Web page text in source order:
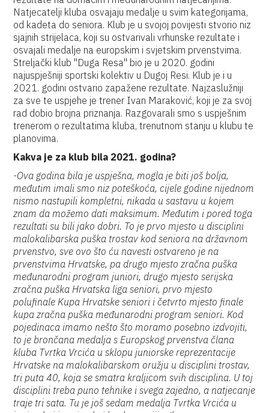
Natjecatelji kluba osvajaju medalje u svim kategorijama,
od kadeta do seniora. Klub je u svojoj povijesti stvorio niz
sjajnih strijelaca, koji su ostvarivali vrhunske rezultate i
osvajali medalje na europskim i svjetskim prvenstvima.
Streljački klub "Duga Resa" bio je u 2020. godini
najuspješniji sportski kolektiv u Dugoj Resi. Klub je i u
2021. godini ostvario zapažene rezultate. Najzaslužniji
za sve te uspjehe je trener Ivan Maraković, koji je za svoj
rad dobio brojna priznanja. Razgovarali smo s uspješnim
trenerom o rezultatima kluba, trenutnom stanju u klubu te
planovima.
Kakva je za klub bila 2021. godina?
-Ova godina bila je uspješna, mogla je biti još bolja,
međutim imali smo niz poteškoća, cijele godine nijednom
nismo nastupili kompletni, nikada u sastavu u kojem
znam da možemo dati maksimum. Međutim i pored toga
rezultati su bili jako dobri. To je prvo mjesto u disciplini
malokalibarska puška trostav kod seniora na državnom
prvenstvo, sve ovo što ću navesti ostvareno je na
prvenstvima Hrvatske, pa drugo mjesto zračna puška
međunarodni program juniori, drugo mjesto serijska
zračna puška Hrvatska liga seniori, prvo mjesto
polufinale Kupa Hrvatske seniori i četvrto mjesto finale
kupa zračna puška međunarodni program seniori. Kod
pojedinaca imamo nešto što moramo posebno izdvojiti,
to je brončana medalja s Europskog prvenstva člana
kluba Tvrtka Vrcića u sklopu juniorske reprezentacije
Hrvatske na malokalibarskom oružju u disciplini trostav,
tri puta 40, koja se smatra kraljicom svih disciplina. U toj
disciplini treba puno tehnike i svega zajedno, a natjecanje
traje tri sata. Tu je još sedam medalja Tvrtka Vrcića u